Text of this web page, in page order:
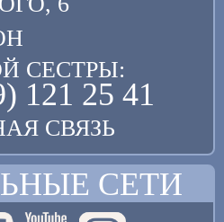
СЕСТРЫ:
121 25 41
СВЯЗЬ
СЕТИ